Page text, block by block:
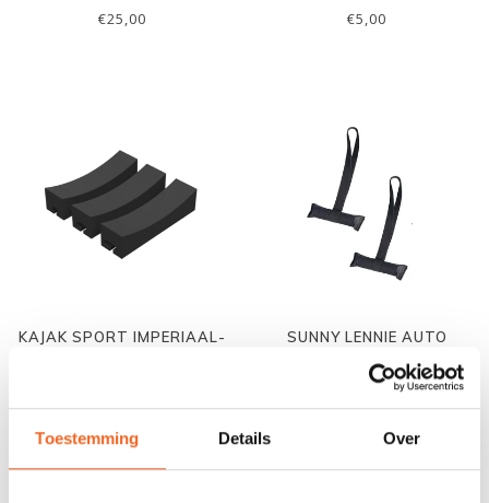
Toestemming Details Over
SPANBANDEN
€25,00 €5,00
KAJAK SPORT IMPERIAAL-
SUNNY LENNIE AUTO
SPAN-HULP, P. SET
€10,00